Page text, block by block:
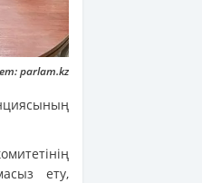
parlam.kz
ету,